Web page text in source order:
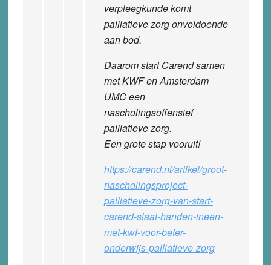
verpleegkunde komt
palliatieve zorg onvoldoende
aan bod.
Daarom start Carend samen
met KWF en Amsterdam
UMC een
nascholingsoffensief
palliatieve zorg.
Een grote stap vooruit!
https://carend.nl/artikel/groot-
nascholingsproject-
palliatieve-zorg-van-start-
carend-slaat-handen-ineen-
met-kwf-voor-beter-
onderwijs-palliatieve-zorg